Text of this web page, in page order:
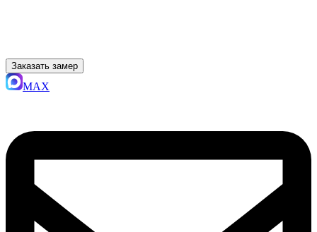
Заказать замер
MAX